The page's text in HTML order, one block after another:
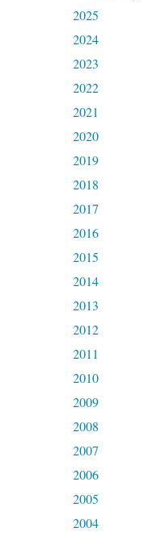
2025
2024
2023
2022
2021
2020
2019
2018
2017
2016
2015
2014
2013
2012
2011
2010
2009
2008
2007
2006
2005
2004